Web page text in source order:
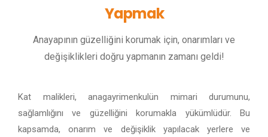
Yapmak
Anayapının güzelliğini korumak için, onarımları ve
değişiklikleri doğru yapmanın zamanı geldi!
Kat malikleri, anagayrimenkulün mimari durumunu,
sağlamlığını ve güzelliğini korumakla yükümlüdür. Bu
kapsamda, onarım ve değişiklik yapılacak yerlere ve